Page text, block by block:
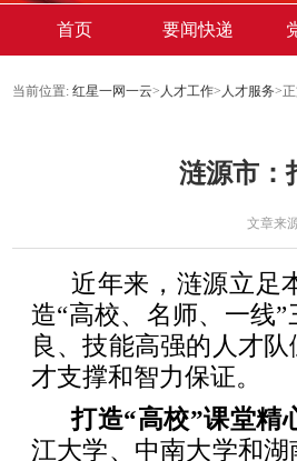
首页 要闻快递
当前位置: 红星一网一云> 人才工作> 人才服务>
涟源市：
文章来
近年来，涟源立足
造“高校、名师、一线
良、技能高强的人才
才支撑和智力保证。
打造“高校”课堂精
江大学、中南大学和